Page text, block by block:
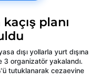
planı
dışı yollarla yurt dışına
3 organizatör yakalandı.
tutuklanarak cezaevine